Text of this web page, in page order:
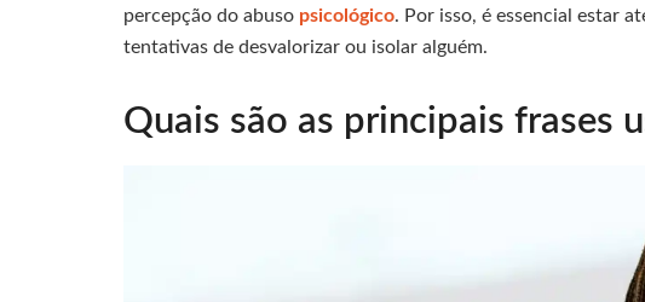
percepção do abuso psicológico. Por isso, é essencial estar
tentativas de desvalorizar ou isolar alguém.
Quais são as principais frases